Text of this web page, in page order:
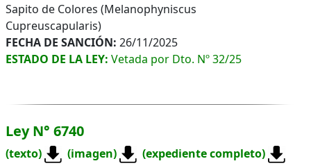
Sapito de Colores (Melanophyniscus
Cupreuscapularis)
FECHA DE SANCIÓN: 26/11/2025
ESTADO DE LA LEY: Vetada por Dto. Nº 32/25
Ley N° 6740
(texto) (imagen)
(expediente completo)